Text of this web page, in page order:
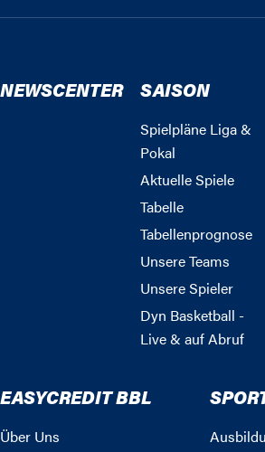
NEWSCENTER SAISON
Spielpläne Liga &
Pokal
Aktuelle Spiele
Tabelle
Tabellenprognose
Unsere Teams
Unsere Spieler
Dyn Basketball -
Live & auf Abruf
EASYCREDIT BBL
Über Uns